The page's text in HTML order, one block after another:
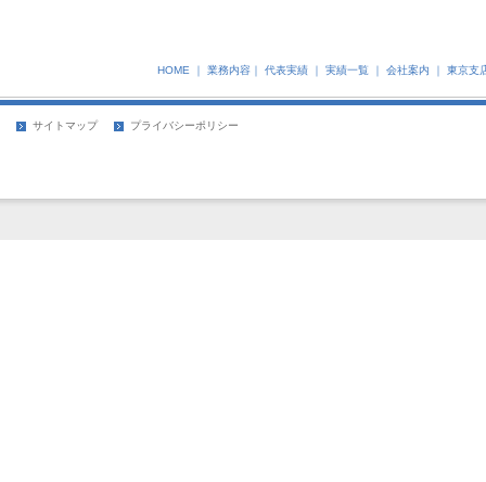
HOME ｜ 業務内容｜ 代表実績｜ 実績一覧｜ 会社案内 ｜ 東京支
サイトマップ プライバシーポリシー